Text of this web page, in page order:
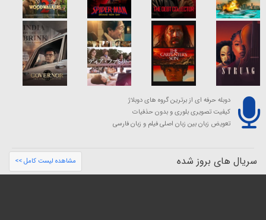
دوبله حرفه ای از برترین گروه های دوبلاژ
کیفیت تصویری بلوری و بدون حذفیات
تعویض زبان بین زبان اصلی فیلم و زبان فارسی
سریال های بروز شده مشاهده لیست کامل >>